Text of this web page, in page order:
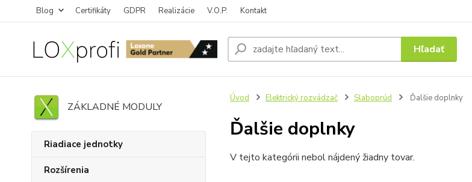
Blog Certifikáty GDPR Realizácie V.O.P. Kontakt
Hľadať
ZÁKLADNÉ MODULY
Riadiace jednotky
Rozšírenia
Úvod Elektrický rozvádzač Slaboprúd Ďalšie doplnky
Ďalšie doplnky
V tejto kategórii nebol nájdený žiadny tovar.